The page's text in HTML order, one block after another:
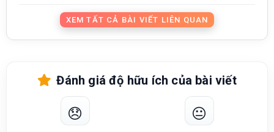
XEM TẤT CẢ BÀI VIẾT LIÊN QUAN
Đánh giá độ hữu ích của bài viết
😞 😐